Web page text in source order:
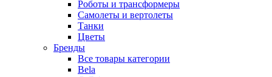
Роботы и трансформеры
Самолеты и вертолеты
Танки
Цветы
Бренды
Все товары категории
Bela